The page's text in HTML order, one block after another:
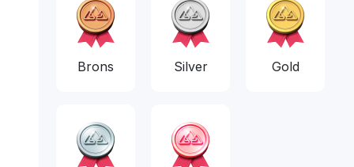
Brons Silver Gold